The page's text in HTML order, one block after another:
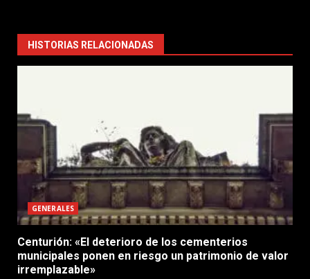
HISTORIAS RELACIONADAS
GENERALES
Centurión: «El deterioro de los cementerios
municipales ponen en riesgo un patrimonio de valor
irremplazable»